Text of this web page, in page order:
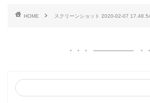
HOME スクリーンショット 2020-02-07